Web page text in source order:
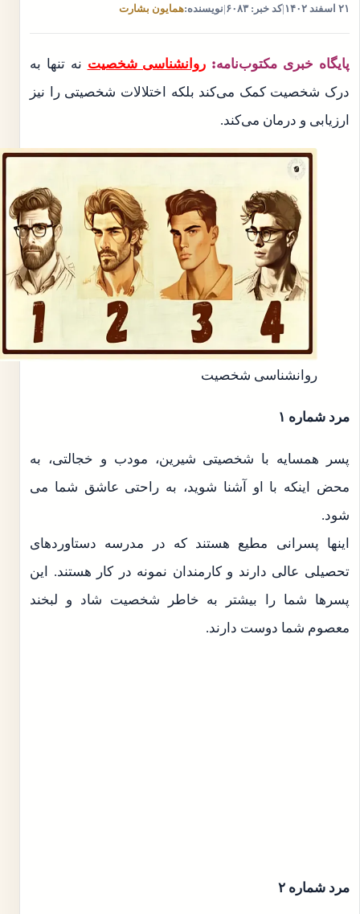
۲۱ اسفند ۱۴۰۲ | کد خبر: ۶۰۸۳ | نویسنده:همایون بشارت
پایگاه خبری مکتوب‌نامه: روانشناسی شخصیتنه تنها به
درک شخصیت کمک می‌کند بلکه اختلالات شخصیتی را نیز
ارزیابی و درمان می‌کند.
روانشناسی شخصیت
مرد شماره ۱
پسر همسایه با شخصیتی شیرین، مودب و خجالتی، به
محض اینکه با او آشنا شوید، به راحتی عاشق شما می
شود.
اینها پسرانی مطیع هستند که در مدرسه دستاوردهای
تحصیلی عالی دارند و کارمندان نمونه در کار هستند. این
پسرها شما را بیشتر به خاطر شخصیت شاد و لبخند
معصوم شما دوست دارند.
مرد شماره ۲